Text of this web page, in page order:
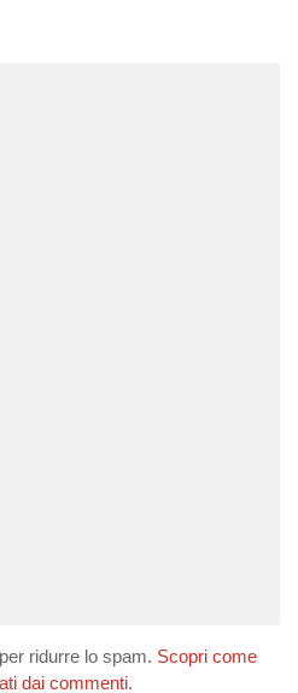
ridurre lo spam. Scopri come
dai commenti.